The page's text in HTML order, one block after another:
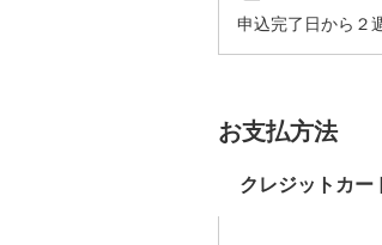
申込完了日から２
お支払方法
クレジットカー